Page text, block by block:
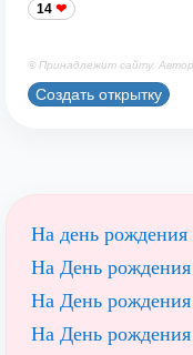
14
© Принадлежит сайту.
Создать открытку
На день рождения
На День
На День
На День